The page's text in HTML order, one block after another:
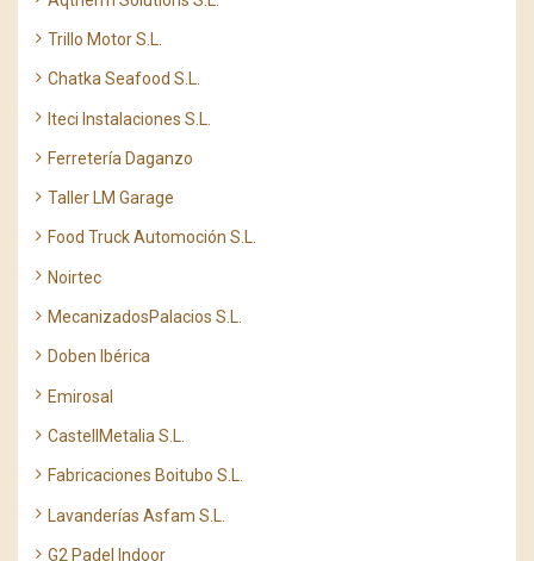
Trillo Motor S.L.
Chatka Seafood S.L.
Iteci Instalaciones S.L.
Ferretería Daganzo
Taller LM Garage
Food Truck Automoción S.L.
Noirtec
MecanizadosPalacios S.L.
Doben Ibérica
Emirosal
CastellMetalia S.L.
Fabricaciones Boitubo S.L.
Lavanderías Asfam S.L.
G2 Padel Indoor